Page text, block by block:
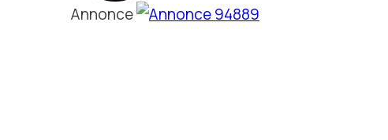
Annonce